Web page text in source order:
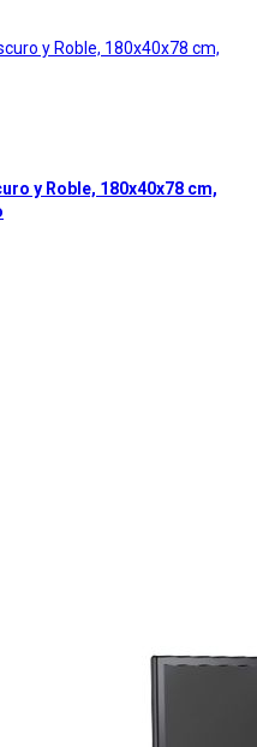
y Roble, 180x40x78 cm,